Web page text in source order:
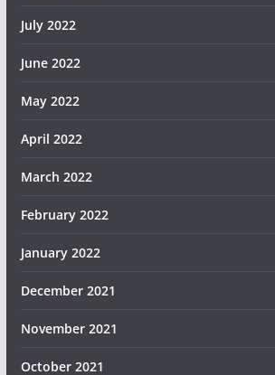
July 2022
June 2022
May 2022
April 2022
March 2022
February 2022
January 2022
December 2021
November 2021
October 2021